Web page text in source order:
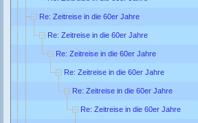
Re: Zeitreise in die 60er Jahre
Re: Zeitreise in die 60er Jahre
Re: Zeitreise in die 60er Jahre
Re: Zeitreise in die 60er Jahre
Re: Zeitreise in die 60er Jahre
Re: Zeitreise in die 60er Jahre